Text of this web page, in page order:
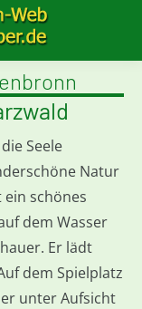
Seele
Natur
ein schönes
dem Wasser
Er lädt
dem Spielplatz
unter Aufsicht